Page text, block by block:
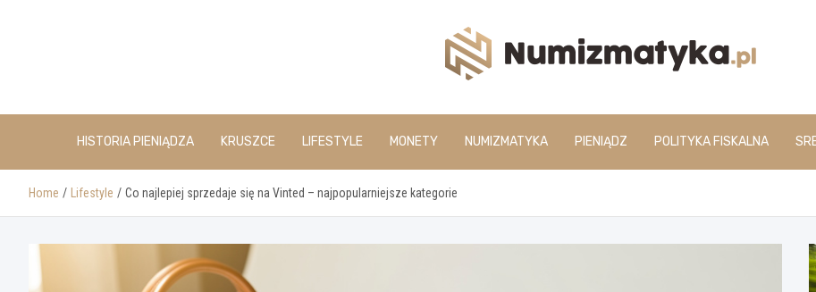
www.numizmatyka.pl
HISTORIA PIENIĄDZA KRUSZCE LIFESTYLE MONETY NUMIZMATYKA PIENIĄDZ POLITYKA FISKALNA
Home Lifestyle Co najlepiej sprzedaje się na Vinted – najpopularniejsze kategorie